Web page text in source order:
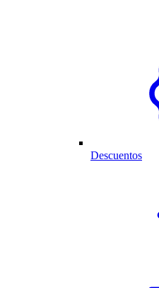
Descuentos